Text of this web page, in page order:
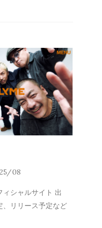
08
ィシャルサイト 出
、リリース予定など